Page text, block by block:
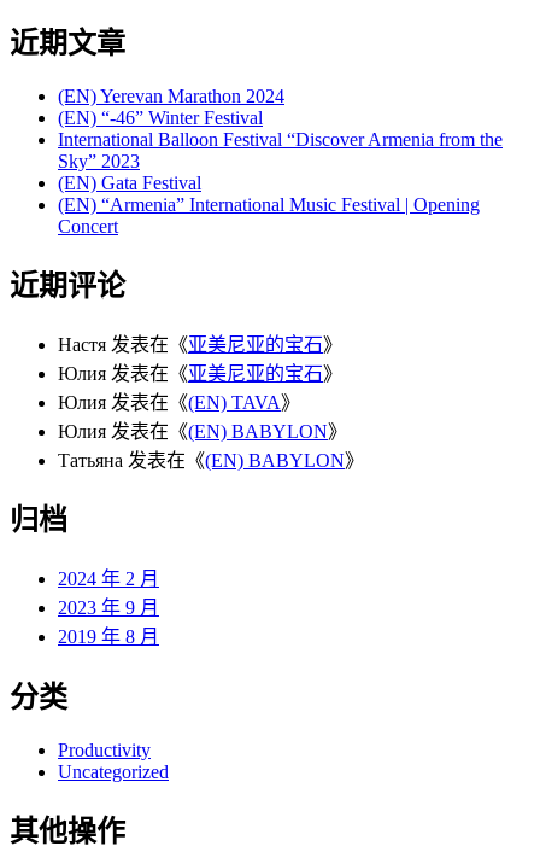
近期文章
(EN) Yerevan Marathon 2024
(EN) “-46” Winter Festival
International Balloon Festival “Discover Armenia from the
Sky” 2023
(EN) Gata Festival
(EN) “Armenia” International Music Festival | Opening
Concert
近期评论
Настя 发表在《亚美尼亚的宝石》
Юлия 发表在《亚美尼亚的宝石》
Юлия 发表在《(EN) TAVA》
Юлия 发表在《(EN) BABYLON》
Татьяна 发表在《(EN) BABYLON》
归档
2024 年 2 月
2023 年 9 月
2019 年 8 月
分类
Productivity
Uncategorized
其他操作